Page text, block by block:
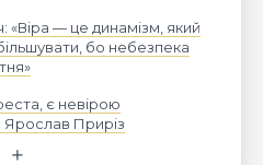
«Віра — це динамізм, який
бо небезпека
є невірою
Ярослав Приріз